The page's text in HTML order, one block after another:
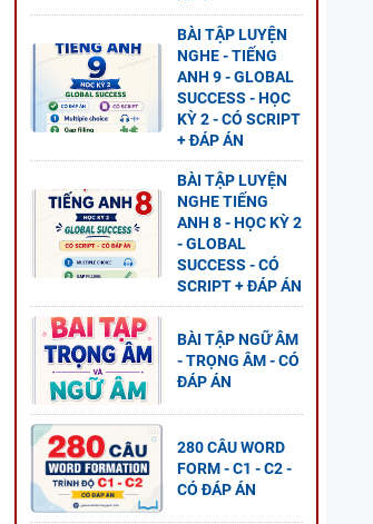
BÀI TẬP LUYỆN
NGHE - TIẾNG
ANH 9 - GLOBAL
SUCCESS - HỌC
KỲ 2 - CÓ SCRIPT
+ ĐÁP ÁN
BÀI TẬP LUYỆN
NGHE TIẾNG
ANH 8 - HỌC KỲ 2
- GLOBAL
SUCCESS - CÓ
SCRIPT + ĐÁP ÁN
BÀI TẬP NGỮ ÂM
- TRỌNG ÂM - CÓ
ĐÁP ÁN
280 CÂU WORD
FORM - C1 - C2 -
CÓ ĐÁP ÁN